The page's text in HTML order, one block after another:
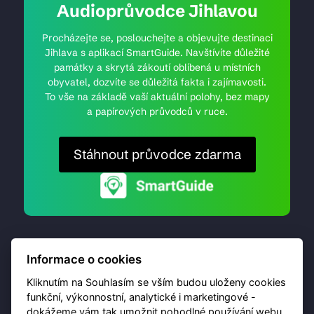
Audioprůvodce Jihlavou
Procházejte se, poslouchejte a objevujte destinaci
Jihlava s aplikací SmartGuide. Navštívíte důležité
památky a skrytá zákoutí oblíbená u místních
obyvatel, dozvíte se důležitá fakta i zajímavosti.
To vše na základě vaší aktuální polohy, bez mapy
a papírových průvodců v ruce.
Stáhnout průvodce zdarma
Informace o cookies
Kliknutím na Souhlasím se vším budou uloženy cookies
funkční, výkonnostní, analytické i marketingové -
dokážeme vám tak umožnit pohodlné používání webu,